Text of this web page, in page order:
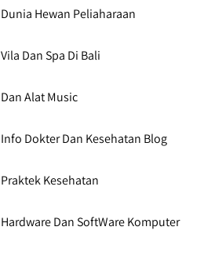
Dunia Hewan Peliaharaan
Vila Dan Spa Di Bali
Dan Alat Music
Info Dokter Dan Kesehatan Blog
Praktek Kesehatan
Hardware Dan SoftWare Komputer